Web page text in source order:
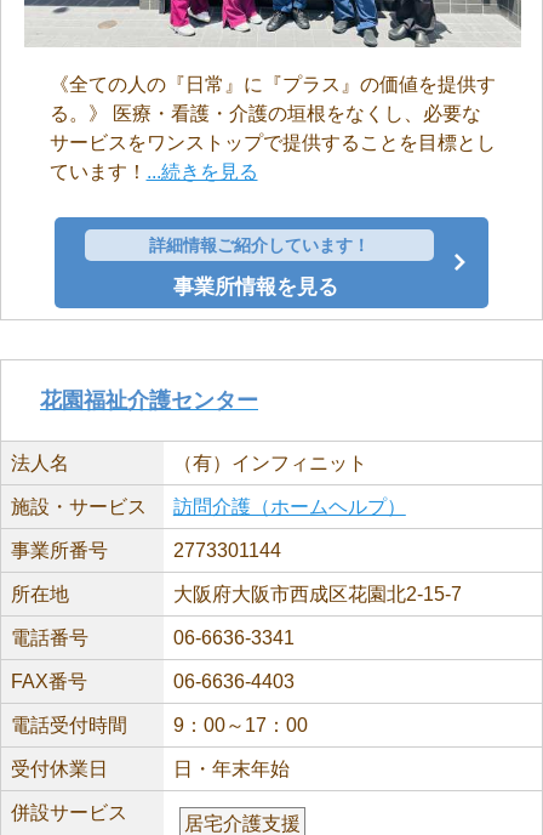
《全ての人の『日常』に『プラス』の価値を提供す
る。》 医療・看護・介護の垣根をなくし、必要な
サービスをワンストップで提供することを目標とし
ています！ ...続きを見る
詳細情報ご紹介しています！
事業所情報を見る
花園福祉介護センター
法人名 （有）インフィニット
施設・サービス 訪問介護（ホームヘルプ）
事業所番号 2773301144
所在地 大阪府大阪市西成区花園北2-15-7
電話番号 06-6636-3341
FAX番号 06-6636-4403
電話受付時間 9：00～17：00
受付休業日 日・年末年始
併設サービス
居宅介護支援